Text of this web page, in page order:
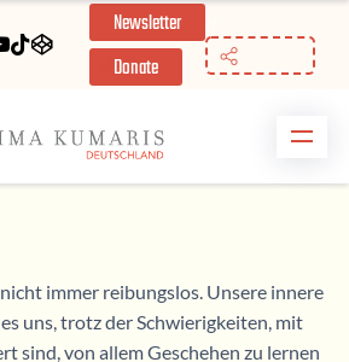
Newsletter
Donate
immer reibungslos. Unsere innere
uns, trotz der Schwierigkeiten, mit
sind, von allem Geschehen zu lernen